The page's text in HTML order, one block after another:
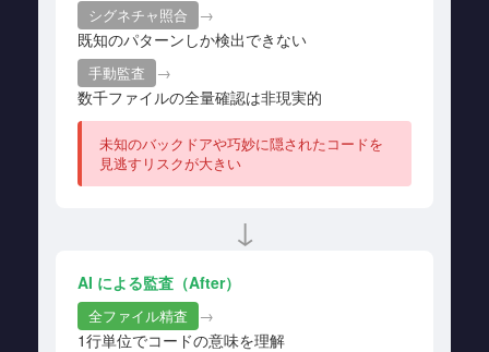
シグネチャ照合
→
既知のパターンしか検出できない
手動監査
→
数千ファイルの全量確認は非現実的
未知のバックドアや巧妙に隠されたコードを
見逃すリスクが大きい
↓
AI による監査（After）
全ファイル精査
→
1行単位でコードの意味を理解